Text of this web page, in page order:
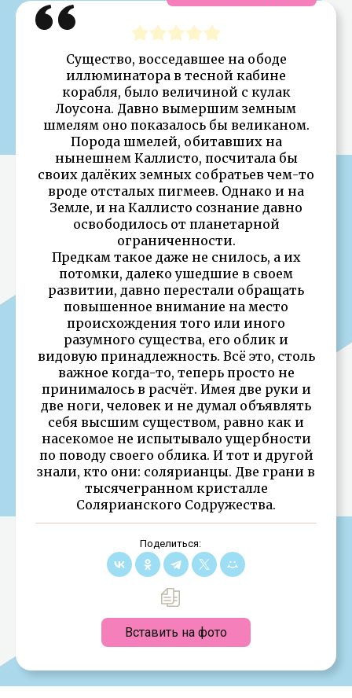
Существо, восседавшее на ободе
иллюминатора в тесной кабине
корабля, было величиной с кулак
Лоусона. Давно вымершим земным
шмелям оно показалось бы великаном.
Порода шмелей, обитавших на
нынешнем Каллисто, посчитала бы
своих далёких земных собратьев чем-то
вроде отсталых пигмеев. Однако и на
Земле, и на Каллисто сознание давно
освободилось от планетарной
ограниченности.
Предкам такое даже не снилось, а их
потомки, далеко ушедшие в своем
развитии, давно перестали обращать
повышенное внимание на место
происхождения того или иного
разумного существа, его облик и
видовую принадлежность. Всё это, столь
важное когда-то, теперь просто не
принималось в расчёт. Имея две руки и
две ноги, человек и не думал объявлять
себя высшим существом, равно как и
насекомое не испытывало ущербности
по поводу своего облика. И тот и другой
знали, кто они: солярианцы. Две грани в
тысячегранном кристалле
Солярианского Содружества.
Поделиться:
Вставить на фото